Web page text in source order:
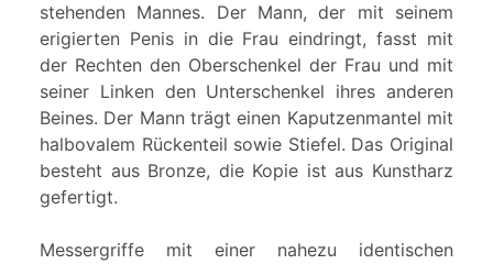
stehenden Mannes. Der Mann, der mit seinem
erigierten Penis in die Frau eindringt, fasst mit
der Rechten den Oberschenkel der Frau und mit
seiner Linken den Unterschenkel ihres anderen
Beines. Der Mann trägt einen Kaputzenmantel mit
halbovalem Rückenteil sowie Stiefel. Das Original
besteht aus Bronze, die Kopie ist aus Kunstharz
gefertigt.
Messergriffe mit einer nahezu identischen